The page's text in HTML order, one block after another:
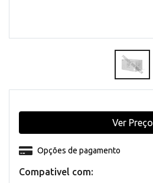
Compativel com:
Opções de pagamento
Ver Preço